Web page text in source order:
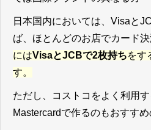
日本国内においては、Visaと
ば、ほとんどのお店でカード決
にはVisaとJCBで2枚持ちをす
す。
ただし、コストコをよく利用
Mastercardで作るのもおすすめ